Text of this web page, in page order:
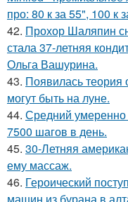
про: 80 к за 55", 100 к
42. Прохор Шаляпин
стала 37-летняя
Ольга Вашурина.
43. Появилась теория
могут быть на луне.
44. Средний умеренно
7500 шагов в день.
45. 30-Летняя
ему массаж.
46. Героический
машин из бурана в